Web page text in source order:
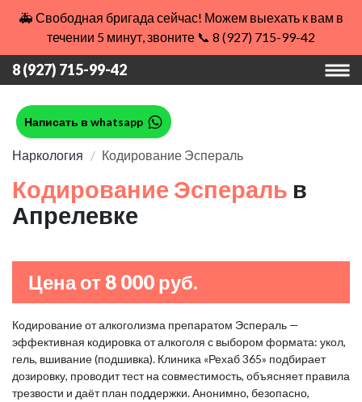
🚑 Свободная бригада сейчас! Можем выехать к вам в
течении 5 минут, звоните 📞 8 (927) 715-99-42
8 (927) 715-99-42
Написать в whatsapp
Наркология Кодирование Эспераль
Кодирование Эспераль в
Апрелевке
Цена от 8 000 руб.
Кодирование от алкоголизма препаратом Эспераль —
эффективная кодировка от алкоголя с выбором формата: укол,
гель, вшивание (подшивка). Клиника «Рехаб 365» подбирает
дозировку, проводит тест на совместимость, объясняет правила
трезвости и даёт план поддержки. Анонимно, безопасно,